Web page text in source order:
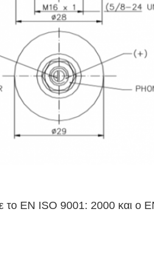
το EN ISO 9001: 2000 και ο